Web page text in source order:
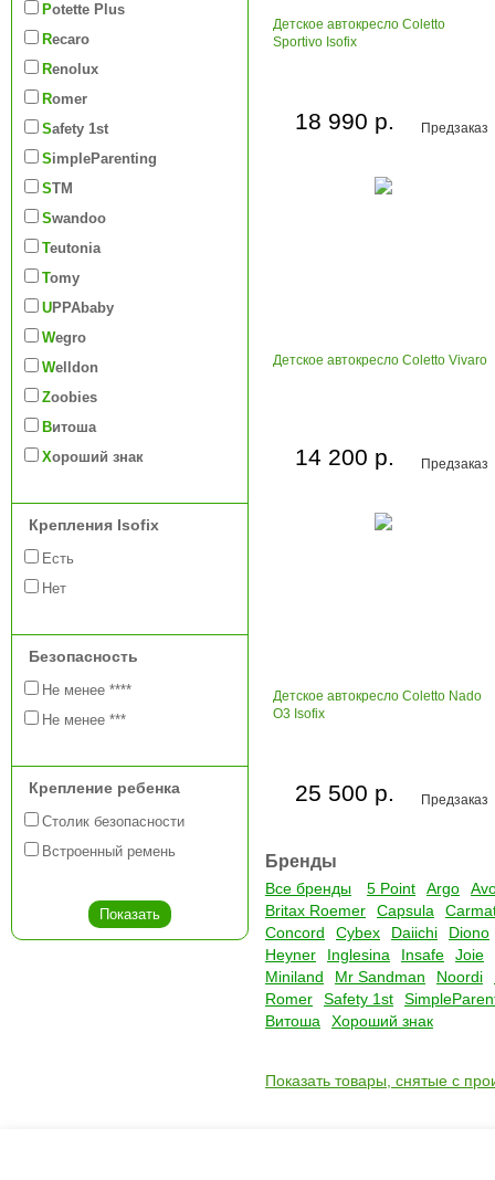
Potette Plus
Recaro
Renolux
Romer
Safety 1st
SimpleParenting
STM
Swandoo
Teutonia
Tomy
UPPAbaby
Wegro
Welldon
Zoobies
Витоша
Хороший знак
Крепления Isofix
Есть
Нет
Безопасность
Не менее ****
Не менее ***
Крепление ребенка
Столик безопасности
Встроенный ремень
Детское автокресло Coletto
Sportivo Isofix
Предзаказ
18 990 р.
Детское автокресло Coletto Vivaro
Предзаказ
14 200 р.
Детское автокресло Coletto Nado
O3 Isofix
Предзаказ
25 500 р.
Бренды
Все бренды 5 Point Argo
Britax Roemer
Capsula
Concord
Cybex Daiichi
Diono
Heyner
Inglesina Insafe
Joie
Miniland
Mr Sandman Noordi
Romer
Safety 1st
Витоша
Хороший знак
Показать товары, снятые с